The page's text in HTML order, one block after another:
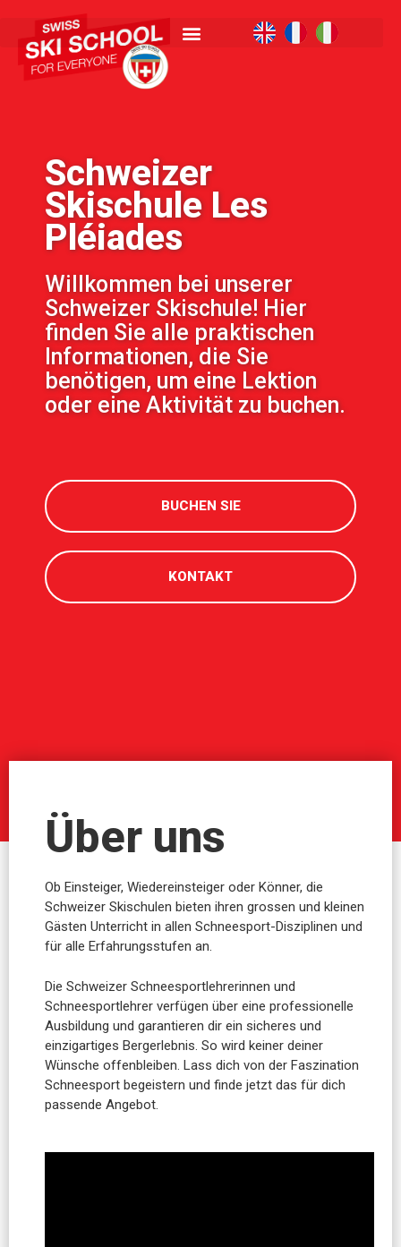
Schweizer
Skischule Les
Pléiades
Willkommen bei unserer
Schweizer Skischule! Hier
finden Sie alle praktischen
Informationen, die Sie
benötigen, um eine Lektion
oder eine Aktivität zu buchen.
BUCHEN SIE
KONTAKT
Über uns
Ob Einsteiger, Wiedereinsteiger oder Könner, die
Schweizer Skischulen bieten ihren grossen und kleinen
Gästen Unterricht in allen Schneesport-Disziplinen und
für alle Erfahrungsstufen an.
Die Schweizer Schneesportlehrerinnen und
Schneesportlehrer verfügen über eine professionelle
Ausbildung und garantieren dir ein sicheres und
einzigartiges Bergerlebnis. So wird keiner deiner
Wünsche offenbleiben. Lass dich von der Faszination
Schneesport begeistern und finde jetzt das für dich
passende Angebot.